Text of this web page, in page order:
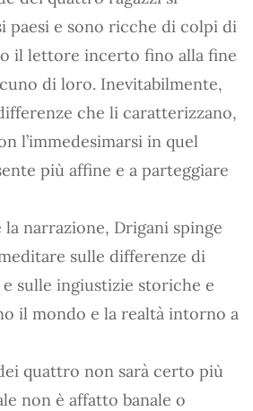
paesi e sono ricche di colpi di
il lettore incerto fino alla fine
di loro. Inevitabilmente,
che li caratterizzano,
l’immedesimarsi in quel
più affine e a parteggiare
la narrazione, Drigani spinge
sulle differenze di
sulle ingiustizie storiche e
il mondo e la realtà intorno a
quattro non sarà certo più
non è affatto banale o